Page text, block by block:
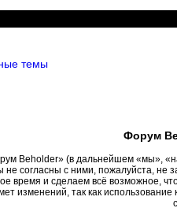
темы
Форум
Beholder» (в дальнейшем «мы»,
согласны с ними, пожалуйста, не
время и сделаем всё возможное,
изменений, так как